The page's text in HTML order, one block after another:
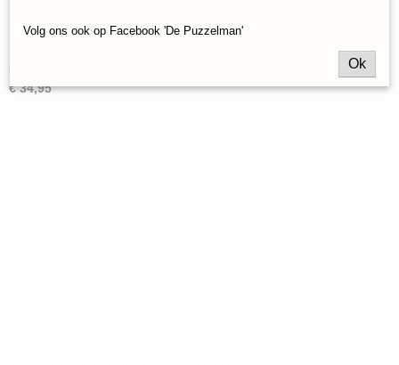
€ 34,95
Volg ons ook op Facebook 'De Puzzelman'
Ok